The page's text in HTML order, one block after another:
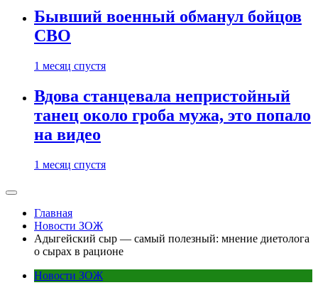
Бывший военный обманул бойцов
СВО
1 месяц спустя
Вдова станцевала непристойный
танец около гроба мужа, это попало
на видео
1 месяц спустя
Главная
Новости ЗОЖ
Адыгейский сыр — самый полезный: мнение диетолога
о сырах в рационе
Новости ЗОЖ